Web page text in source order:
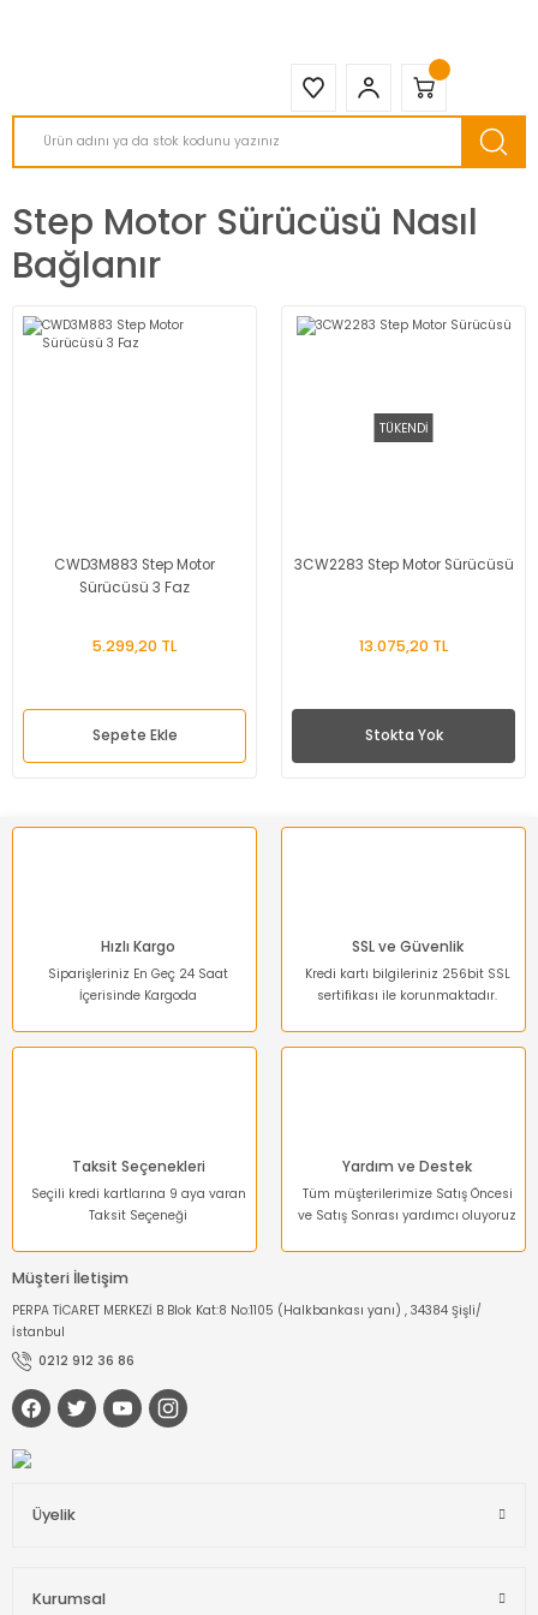
Step Motor Sürücüsü Nasıl
Bağlanır
CWD3M883 Step Motor
Sürücüsü 3 Faz
5.299,20 TL
Sepete Ekle
TÜKENDİ
3CW2283 Step Motor Sürücüsü
13.075,20 TL
Stokta Yok
Hızlı Kargo
Siparişleriniz En Geç 24 Saat
İçerisinde Kargoda
SSL ve Güvenlik
Kredi kartı bilgileriniz 256bit SSL
sertifikası ile korunmaktadır.
Taksit Seçenekleri
Seçili kredi kartlarına 9 aya varan
Taksit Seçeneği
Yardım ve Destek
Tüm müşterilerimize Satış Öncesi
ve Satış Sonrası yardımcı oluyoruz
Müşteri İletişim
PERPA TİCARET MERKEZİ B Blok Kat:8 No:1105 (Halkbankası yanı) , 34384 Şişli/
İstanbul
0212 912 36 86
Üyelik
Kurumsal